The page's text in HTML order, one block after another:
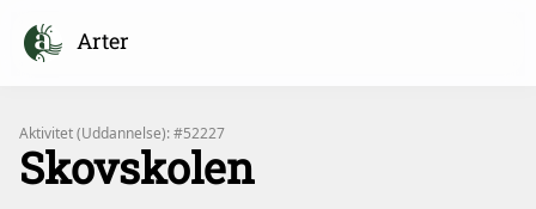
Arter
Aktivitet (Uddannelse): #52227
Skovskolen